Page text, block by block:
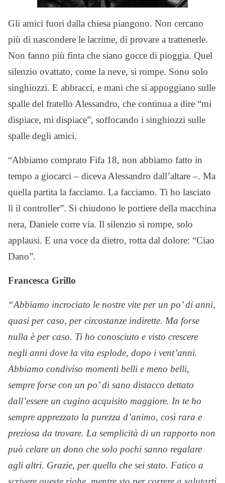
Gli amici fuori dalla chiesa piangono. Non cercano
più di nascondere le lacrime, di provare a trattenerle.
Non fanno più finta che siano gocce di pioggia. Quel
silenzio ovattato, come la neve, si rompe. Sono solo
singhiozzi. E abbracci, e mani che si appoggiano sulle
spalle del fratello Alessandro, che continua a dire “mi
dispiace, mi dispiace”, soffocando i singhiozzi sulle
spalle degli amici.
“Abbiamo comprato Fifa 18, non abbiamo fatto in
tempo a giocarci – diceva Alessandro dall’altare –. Ma
quella partita la facciamo. La facciamo. Ti ho lasciato
lì il controller”. Si chiudono le portiere della macchina
nera, Daniele corre via. Il silenzio si rompe, solo
applausi. E una voce da dietro, rotta dal dolore: “Ciao
Dano”.
Francesca Grillo
“Abbiamo incrociato le nostre vite per un po’ di anni,
quasi per caso, per circostanze indirette. Ma forse
nulla è per caso. Ti ho conosciuto e visto crescere
negli anni dove la vita esplode, dopo i vent’anni.
Abbiamo condiviso momenti belli e meno belli,
sempre forse con un po’ di sano distacco dettato
dall’essere un cugino acquisito maggiore. In te ho
sempre apprezzato la purezza d’animo, così rara e
preziosa da trovare. La semplicità di un rapporto non
può celare un dono che solo pochi sanno regalare
agli altri. Grazie, per quello che sei stato. Fatico a